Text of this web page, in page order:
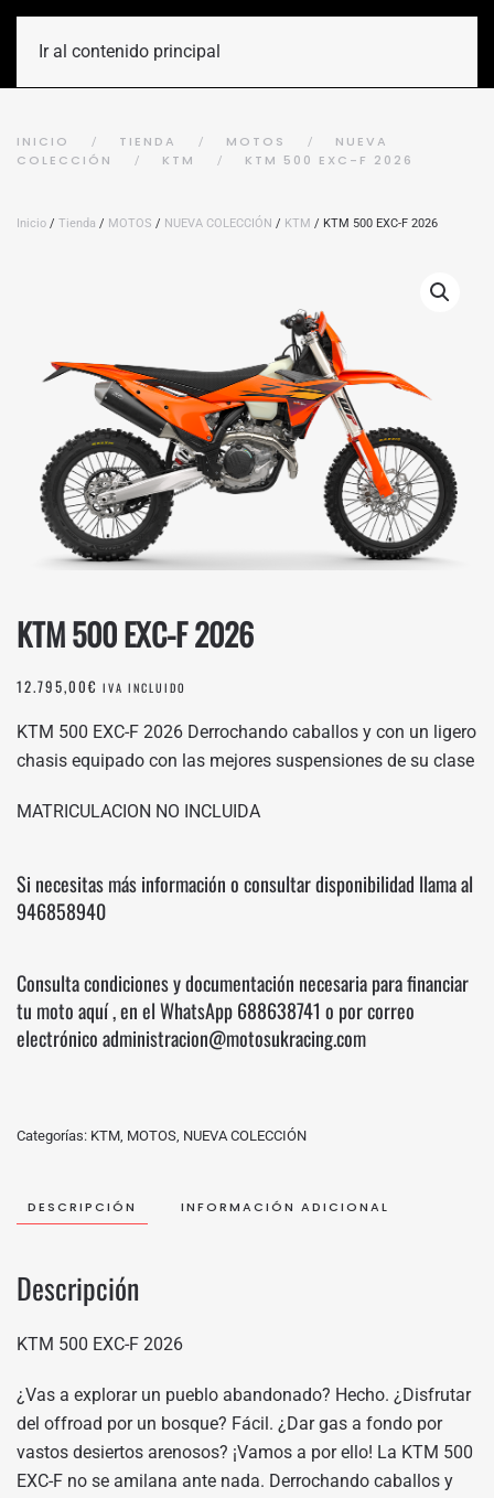
Ir al contenido principal
INICIO TIENDA MOTOS
NUEVA
COLECCIÓN
KTM KTM 500 EXC-F 2026
Inicio / Tienda / MOTOS / NUEVA COLECCIÓN / KTM / KTM 500 EXC-F 2026
KTM 500 EXC-F 2026
12.795,00€ IVA INCLUIDO
KTM 500 EXC-F 2026 Derrochando caballos y con un ligero
chasis equipado con las mejores suspensiones de su clase
MATRICULACION NO INCLUIDA
Si necesitas más información o consultar disponibilidad llama al
946858940
Consulta condiciones y documentación necesaria para financiar
tu motoaquí, en el WhatsApp688638741 o por correo
electrónico administracion@motosukracing.com
Categorías: KTM, MOTOS, NUEVA COLECCIÓN
DESCRIPCIÓN INFORMACIÓN ADICIONAL
Descripción
KTM 500 EXC-F 2026
¿Vas a explorar un pueblo abandonado? Hecho. ¿Disfrutar
del offroad por un bosque? Fácil. ¿Dar gas a fondo por
vastos desiertos arenosos? ¡Vamos a por ello! La KTM 500
EXC-F no se amilana ante nada. Derrochando caballos y